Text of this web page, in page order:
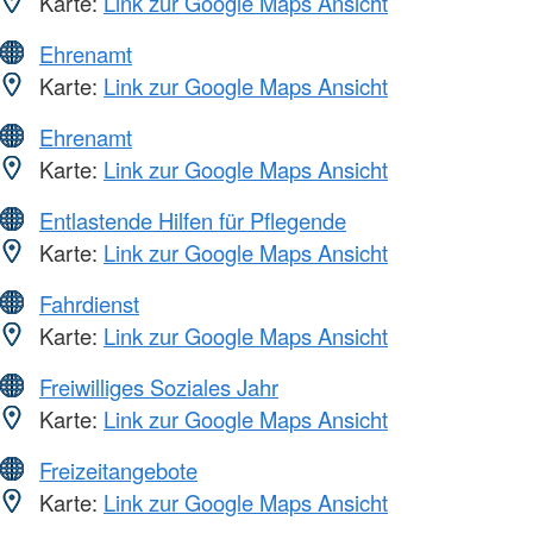
Ehrenamt
Karte: Link zur Google Maps Ansicht
Ehrenamt
Karte: Link zur Google Maps Ansicht
Entlastende Hilfen für Pflegende
Karte: Link zur Google Maps Ansicht
Fahrdienst
Karte: Link zur Google Maps Ansicht
Freiwilliges Soziales Jahr
Karte: Link zur Google Maps Ansicht
Freizeitangebote
Karte: Link zur Google Maps Ansicht